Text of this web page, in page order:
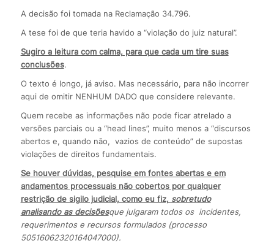
A decisão foi tomada na Reclamação 34.796.
A tese foi de que teria havido a “violação do juiz natural”.
Sugiro a leitura com calma, para que cada um tire suas
conclusões.
O texto é longo, já aviso. Mas necessário, para não incorrer
aqui de omitir NENHUM DADO que considere relevante.
Quem recebe as informações não pode ficar atrelado a
versões parciais ou a “head lines”, muito menos a “discursos
abertos e, quando não, vazios de conteúdo” de supostas
violações de direitos fundamentais.
Se houver dúvidas, pesquise em fontes abertas e em
andamentos processuais não cobertos por qualquer
restrição de sigilo judicial, como eu fiz, sobretudo
analisando as decisõesque julgaram todos os incidentes,
requerimentos e recursos formulados (processo
50516062320164047000).